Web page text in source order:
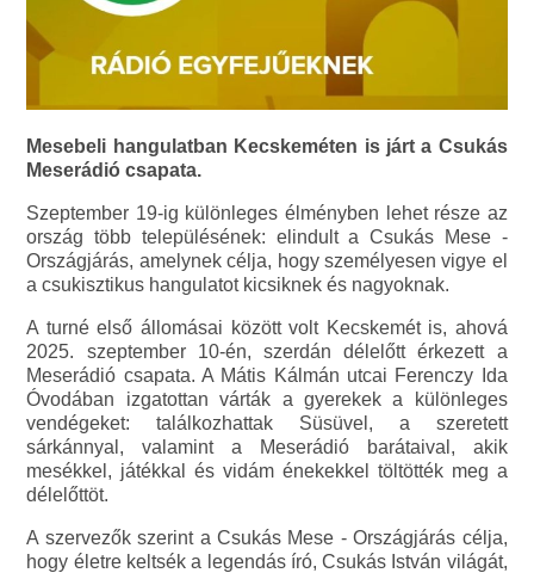
Mesebeli hangulatban Kecskeméten is járt a Csukás
Meserádió csapata.
Szeptember 19-ig különleges élményben lehet része az
ország több településének: elindult a Csukás Mese -
Országjárás, amelynek célja, hogy személyesen vigye el
a csukisztikus hangulatot kicsiknek és nagyoknak.
A turné első állomásai között volt Kecskemét is, ahová
2025. szeptember 10-én, szerdán délelőtt érkezett a
Meserádió csapata. A Mátis Kálmán utcai Ferenczy Ida
Óvodában izgatottan várták a gyerekek a különleges
vendégeket: találkozhattak Süsüvel, a szeretett
sárkánnyal, valamint a Meserádió barátaival, akik
mesékkel, játékkal és vidám énekekkel töltötték meg a
délelőttöt.
A szervezők szerint a Csukás Mese - Országjárás célja,
hogy életre keltsék a legendás író, Csukás István világát,